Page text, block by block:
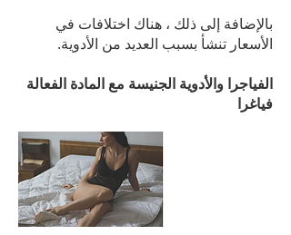
بالإضافة إلى ذلك ، هناك اختلافات في
الأسعار تنشأ بسبب العديد من الأدوية.
الفياجرا والأدوية الجنيسة مع المادة الفعالة
فياغرا